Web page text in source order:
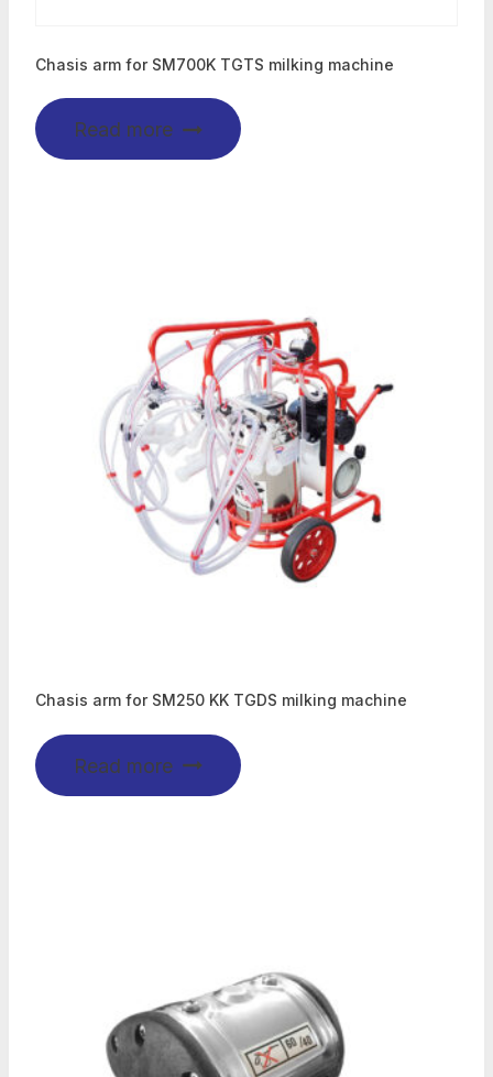
Chasis arm for SM700K TGTS milking machine
Read more
Chasis arm for SM250 KK TGDS milking machine
Read more